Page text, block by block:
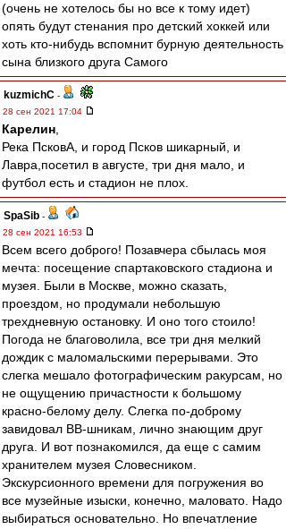
(очень не хотелось бы но все к тому идет)
опять будут стенания про детский хоккей или
хоть кто-нибудь вспомнит бурную деятельность
сына близкого друга Самого
kuzmichC -
28 сен 2021 17:04
Карелин
Река ПсковА, и город Псков шикарный, и
Лавра,посетил в августе, три дня мало, и
футбол есть и стадион не плох.
SpaSib -
28 сен 2021 16:53
Всем всего доброго! Позавчера сбылась моя
мечта: посещение спартаковского стадиона и
музея. Были в Москве, можно сказать,
проездом, но продумали небольшую
трехдневную остановку. И оно того стоило!
Погода не благоволила, все три дня мелкий
дождик с маломальскими перерывами. Это
слегка мешало фотографическим ракурсам, но
не ощущению причастности к большому
красно-белому делу. Слегка по-доброму
завидовал ВВ-шникам, лично знающим друг
друга. И вот познакомился, да еще с самим
хранителем музея Словесником.
Экскурсионного времени для погружения во
все музейные изыски, конечно, маловато. Надо
выбираться основательно. Но впечатление